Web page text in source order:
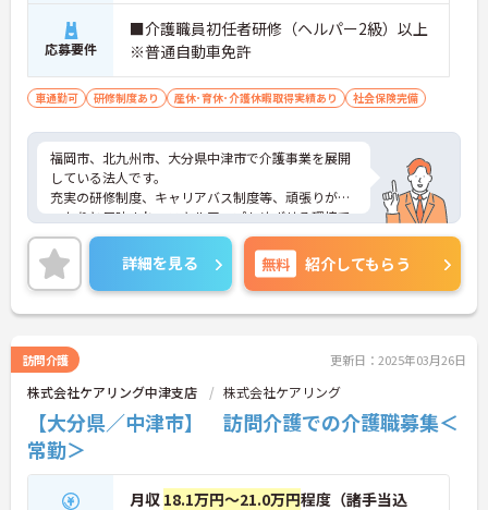
応募要件
■介護職員初任者研修（ヘルパー2級）以上
※普通自動車免許
車通勤可 研修制度あり 産休･育休･介護休暇取得実績あり 社会保険完備
福岡市、北九州市、大分県中津市で介護事業を展開
している法人です。
充実の研修制度、キャリアバス制度等、頑張りがし
っかりと反映され、スキルアップもめざせる環境で
す。職場内のサポート体制も万全ですので、ブラン
クのある方も安心です。
ご興味のある方は是非ご応募ください。
詳細を見る 無料 紹介してもらう
訪問介護 更新日：2025年03月26日
株式会社ケアリング中津支店 株式会社ケアリング
【大分県／中津市】 訪問介護での介護職募集＜
常勤＞
月収 18.1万円～21.0万円程度（諸手当込